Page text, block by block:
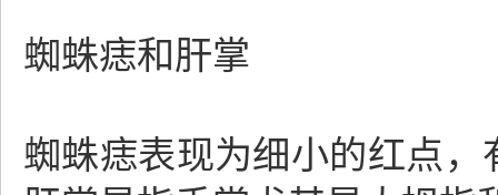
蜘蛛痣和肝掌
蜘蛛痣表现为细小的红点，